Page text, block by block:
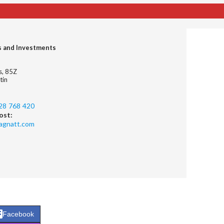
and Investments
85Z
768 420
Facebook